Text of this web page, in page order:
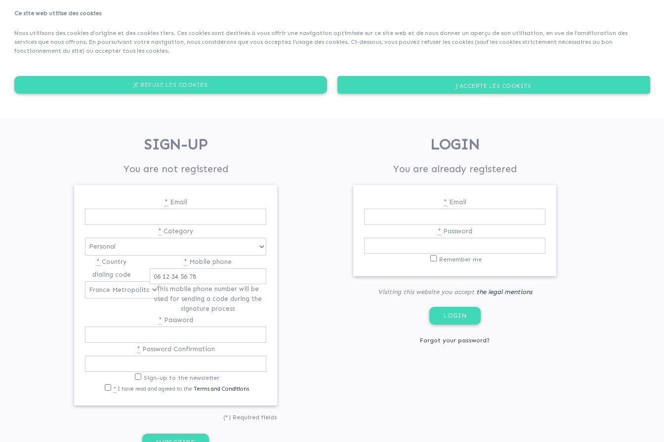
Ce site web utilise des cookies
Nous utilisons des cookies d’origine et des cookies tiers. Ces cookies sont destinés à vous offrir une navigation optimisée sur ce site web et de nous donner un aperçu de son utilisation, en vue de l’amélioration des
services que nous offrons. En poursuivant votre navigation, nous considérons que vous acceptez l’usage des cookies. Ci-dessous, vous pouvez refuser les cookies (sauf les cookies strictement nécessaires au bon
fonctionnement du site) ou accepter tous les cookies.
JE REFUSE LES COOKIES J'ACCEPTE LES COOKIES
SIGN-UP
You are not registered
* Email
* Category
* Country
dialing code
* Mobile phone
This mobile phone number will be
used for sending a code during the
signature process
* Password
* Password Confirmation
Sign-up to the newsletter
* I have read and agreed to theTerms and Conditions
(*) Required fields
LOGIN
You are already registered
* Email
* Password
Remember me
Visiting this website you accept the legal mentions
Forgot your password?